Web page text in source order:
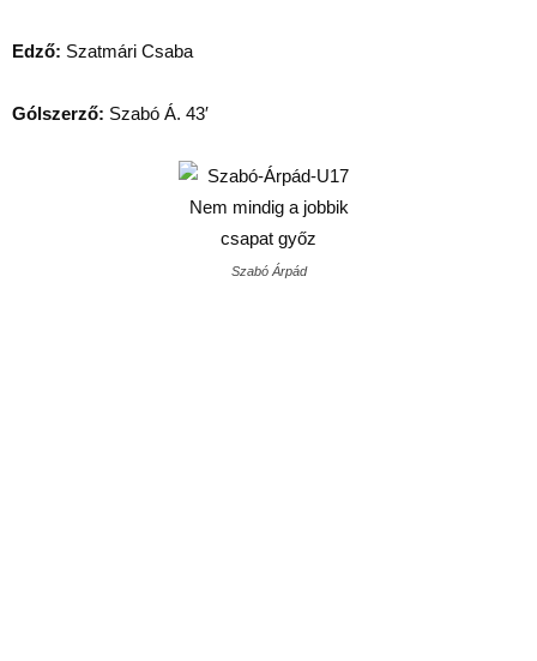
Edző: Szatmári Csaba
Gólszerző: Szabó Á. 43′
Szabó Árpád